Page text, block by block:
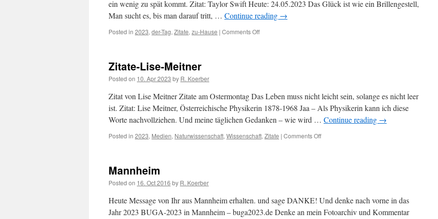
ein wenig zu spät kommt. Zitat: Taylor Swift Heute: 24.05.2023 Das Glück ist wie ein Brillengestell,
Man sucht es, bis man darauf tritt, … Continue reading →
Posted in 2023, der-Tag, Zitate, zu-Hause | Comments Off
Zitate-Lise-Meitner
Posted on 10. Apr 2023 by R. Koerber
Zitat von Lise Meitner Zitate am Ostermontag Das Leben muss nicht leicht sein, solange es nicht leer
ist. Zitat: Lise Meitner, Österreichische Physikerin 1878-1968 Jaa – Als Physikerin kann ich diese
Worte nachvollziehen. Und meine täglichen Gedanken – wie wird … Continue reading →
Posted in 2023, Medien, Naturwissenschaft, Wissenschaft, Zitate | Comments Off
Mannheim
Posted on 16. Oct 2016 by R. Koerber
Heute Message von Ihr aus Mannheim erhalten. und sage DANKE! Und denke nach vorne in das
Jahr 2023 BUGA-2023 in Mannheim – buga2023.de Denke an mein Fotoarchiv und Kommentar